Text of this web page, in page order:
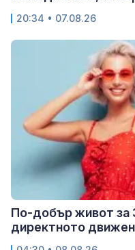
20:34 • 07.08.26
По-добър живот за
директното